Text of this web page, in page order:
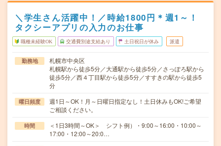
＼学生さん活躍中！／時給1800円＊週1～！
タクシーアプリの入力のお仕事
職種未経験OK 交通費別途支給あり 土日祝日が休み 派遣
勤務地
札幌市中央区
札幌駅から徒歩5分／大通駅から徒歩5分／さっぽろ駅から
徒歩5分／西４丁目駅から徒歩5分／すすきの駅から徒歩5
分
曜日頻度
週1日～OK！月～日曜日指定なし！土日休みもOK!ご希望
ご相談ください。
時間
＜1日3時間～OK＞ シフト例）・9:00～16:00・10:00～
17:00・12:00～20:0…